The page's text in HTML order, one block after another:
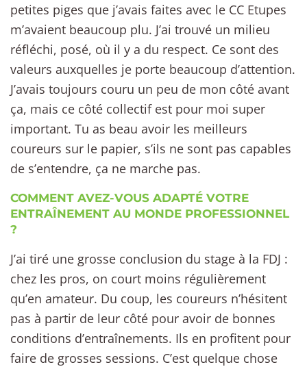
petites piges que j’avais faites avec le CC Etupes
m’avaient beaucoup plu. J’ai trouvé un milieu
réfléchi, posé, où il y a du respect. Ce sont des
valeurs auxquelles je porte beaucoup d’attention.
J’avais toujours couru un peu de mon côté avant
ça, mais ce côté collectif est pour moi super
important. Tu as beau avoir les meilleurs
coureurs sur le papier, s’ils ne sont pas capables
de s’entendre, ça ne marche pas.
COMMENT AVEZ-VOUS ADAPTÉ VOTRE
ENTRAÎNEMENT AU MONDE PROFESSIONNEL
?
J’ai tiré une grosse conclusion du stage à la FDJ :
chez les pros, on court moins régulièrement
qu’en amateur. Du coup, les coureurs n’hésitent
pas à partir de leur côté pour avoir de bonnes
conditions d’entraînements. Ils en profitent pour
faire de grosses sessions. C’est quelque chose